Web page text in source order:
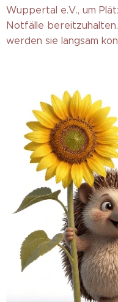
Wuppertal e.V., um
Notfälle
werden sie langsam